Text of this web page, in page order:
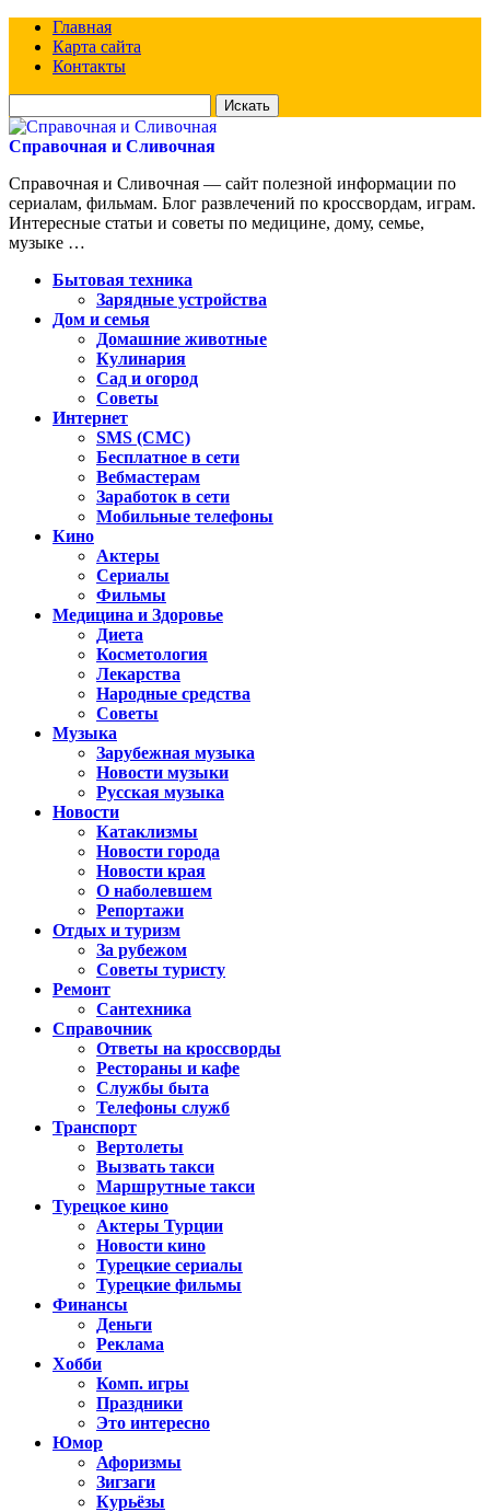
Главная
Карта сайта
Контакты
для:
Справочная и Сливочная
Справочная и Сливочная — сайт полезной информации по
сериалам, фильмам. Блог развлечений по кроссвордам, играм.
Интересные статьи и советы по медицине, дому, семье,
музыке …
Бытовая техника
Зарядные устройства
Дом и семья
Домашние животные
Кулинария
Сад и огород
Советы
Интернет
SMS (СМС)
Бесплатное в сети
Вебмастерам
Заработок в сети
Мобильные телефоны
Кино
Актеры
Сериалы
Фильмы
Медицина и Здоровье
Диета
Косметология
Лекарства
Народные средства
Советы
Музыка
Зарубежная музыка
Новости музыки
Русская музыка
Новости
Катаклизмы
Новости города
Новости края
О наболевшем
Репортажи
Отдых и туризм
За рубежом
Советы туристу
Ремонт
Сантехника
Справочник
Ответы на кроссворды
Рестораны и кафе
Службы быта
Телефоны служб
Транспорт
Вертолеты
Вызвать такси
Маршрутные такси
Турецкое кино
Актеры Турции
Новости кино
Турецкие сериалы
Турецкие фильмы
Финансы
Деньги
Реклама
Хобби
Комп. игры
Праздники
Это интересно
Юмор
Афоризмы
Зигзаги
Курьёзы